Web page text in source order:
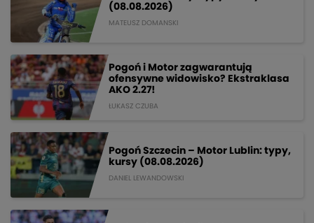
(08.08.2026)
MATEUSZ DOMANSKI
Pogoń i Motor zagwarantują
ofensywne widowisko? Ekstraklasa
AKO 2.27!
ŁUKASZ CZUBA
Pogoń Szczecin – Motor Lublin: typy,
kursy (08.08.2026)
DANIEL LEWANDOWSKI